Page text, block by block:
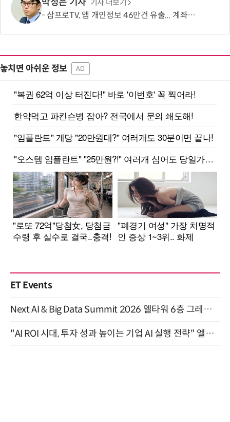
기사 더보기
삼프로TV, 앱 개인정보 46만건 유출... 계좌·카드정보도 포함
놓치면 아쉬운 정보 AD
ET Events
Next AI & Big Data Summit 2026 엘타워 6층 그레이스홀 개최 (9/18)
"AI ROI 시대, 투자 성과 높이는 기업 AI 실행 전략" 엘타워 6층 (9월 18일)